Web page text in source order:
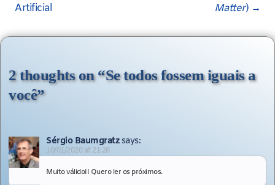
Artificial
Matter) →
2 thoughts on “Se todos fossem iguais a
você”
Sérgio Baumgratzsays:
10/01/2020 at 21:28
Muito válido!! Quero ler os próximos.